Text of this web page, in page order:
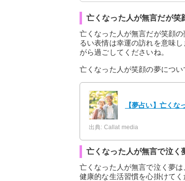
亡くなった人が無言だが笑
亡くなった人が無言だが笑顔の
るい表情は幸運の訪れを意味
がら過ごしてくださいね。
亡くなった人が笑顔の夢につ
【夢占い】亡く
出典: Callat media
亡くなった人が無言で泣く
亡くなった人が無言で泣く夢は
健康的な生活習慣を心掛けて